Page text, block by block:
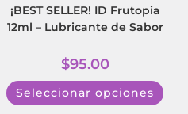
¡BEST SELLER! ID Frutopia
12ml – Lubricante de Sabor
$95.00
Seleccionar opciones